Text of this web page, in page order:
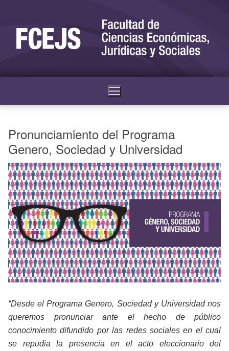
Pronunciamiento del Programa
Genero, Sociedad y Universidad
“Desde el Programa Genero, Sociedad y Universidad nos
queremos pronunciar ante el hecho de público
conocimiento difundido por las redes sociales en el cual
se repudia la presencia en el acto eleccionario del